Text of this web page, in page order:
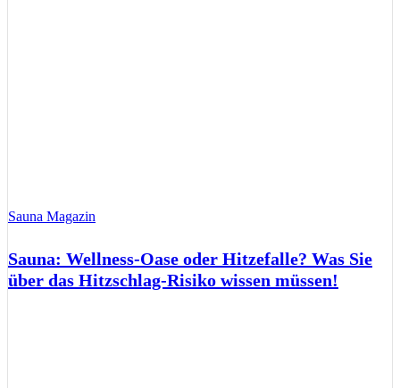
Sauna Magazin
Sauna: Wellness-Oase oder Hitzefalle? Was Sie
über das Hitzschlag-Risiko wissen müssen!